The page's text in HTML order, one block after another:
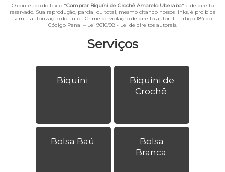
Serviços
Biquíni
Biquíni de
Crochê
Bolsa Baú
Bolsa
Branca
O conteúdo do texto "Comprar Biquíni de Crochê Amarelo Uberaba" é de direito
reservado. Sua reprodução, parcial ou total, mesmo citando nossos links, é proibida
sem a autorização do autor. Crime de violação de direito autoral – artigo 184 do
Código Penal – Lei 9610/98 - Lei de direitos autorais.